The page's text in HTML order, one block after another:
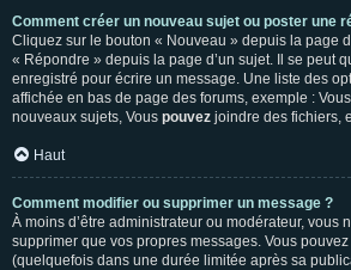
Comment créer un nouveau sujet ou poster une
Cliquez sur le bouton « Nouveau » depuis la page
« Répondre » depuis la page d’un sujet. Il se peut
enregistré pour écrire un message. Une liste des
affichée en bas de page des forums, exemple : Vous
nouveaux sujets, Vous pouvez joindre des fichiers,
Haut
Comment modifier ou supprimer un message ?
À moins d’être administrateur ou modérateur, vous
supprimer que vos propres messages. Vous
(quelquefois dans une durée limitée après sa